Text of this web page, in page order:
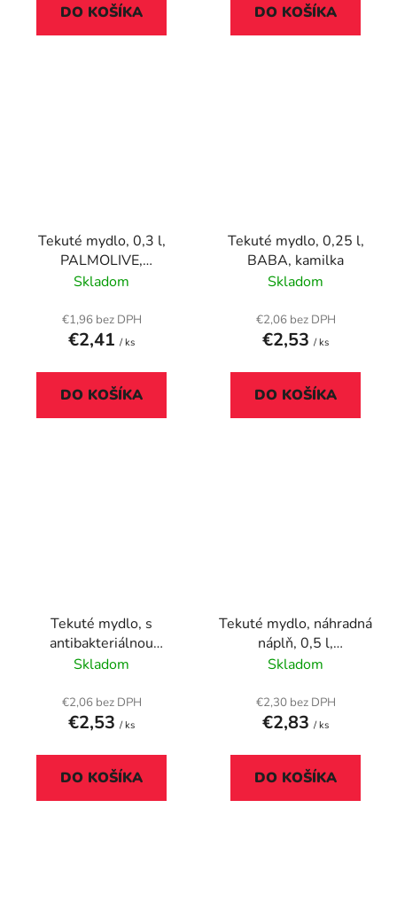
DO KOŠÍKA DO KOŠÍKA
Tekuté mydlo, 0,3 l,
PALMOLIVE,
Nourishing "Milk and
Skladom
€1,96 bez DPH
€2,41 / ks
DO KOŠÍKA
Tekuté mydlo, 0,25 l,
BABA, kamilka
Skladom
€2,06 bez DPH
€2,53 / ks
DO KOŠÍKA
Tekuté mydlo, s
antibakteriálnou
zložkou, 250 ml, BABA,
Skladom
€2,06 bez DPH
€2,53 / ks
DO KOŠÍKA
Tekuté mydlo, náhradná
náplň, 0,5 l,
PALMOLIVE Nourishing
Skladom
€2,30 bez DPH
€2,83 / ks
DO KOŠÍKA